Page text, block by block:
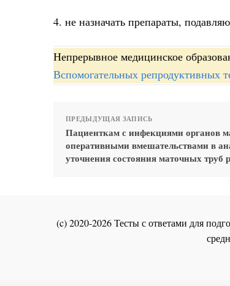
4. не назначать препараты,
Непрерывное медицинское
Вспомогательных репродуктивных
ПРЕДЫДУЩАЯ ЗАПИСЬ
Пациенткам с инфекциями органов
оперативными вмешательствами в
уточнения состояния маточных труб
(c) 2020-2026 Тесты с ответами для